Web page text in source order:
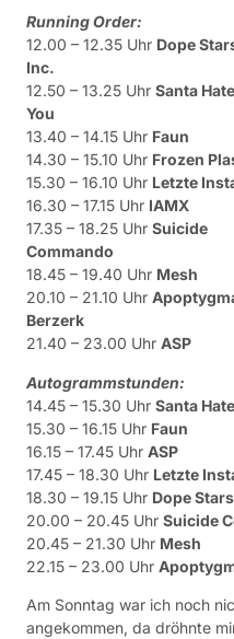
Running Order:
12.00 – 12.35 Uhr Dope
Inc.
12.50 – 13.25 Uhr Santa
You
13.40 – 14.15 Uhr Faun
14.30 – 15.10 Uhr Frozen
15.30 – 16.10 Uhr Letzte
16.30 – 17.15 Uhr IAMX
17.35 – 18.25 Uhr Suicide
Commando
18.45 – 19.40 Uhr Mesh
20.10 – 21.10 Uhr
Berzerk
21.40 – 23.00 Uhr ASP
Autogrammstunden:
14.45 – 15.30 Uhr Santa
15.30 – 16.15 Uhr Faun
16.15 – 17.45 Uhr ASP
17.45 – 18.30 Uhr Letzte
18.30 – 19.15 Uhr Dope
20.00 – 20.45 Uhr Suicide
20.45 – 21.30 Uhr Mesh
22.15 – 23.00 Uhr
Am Sonntag war ich noch
angekommen, da dröhnte